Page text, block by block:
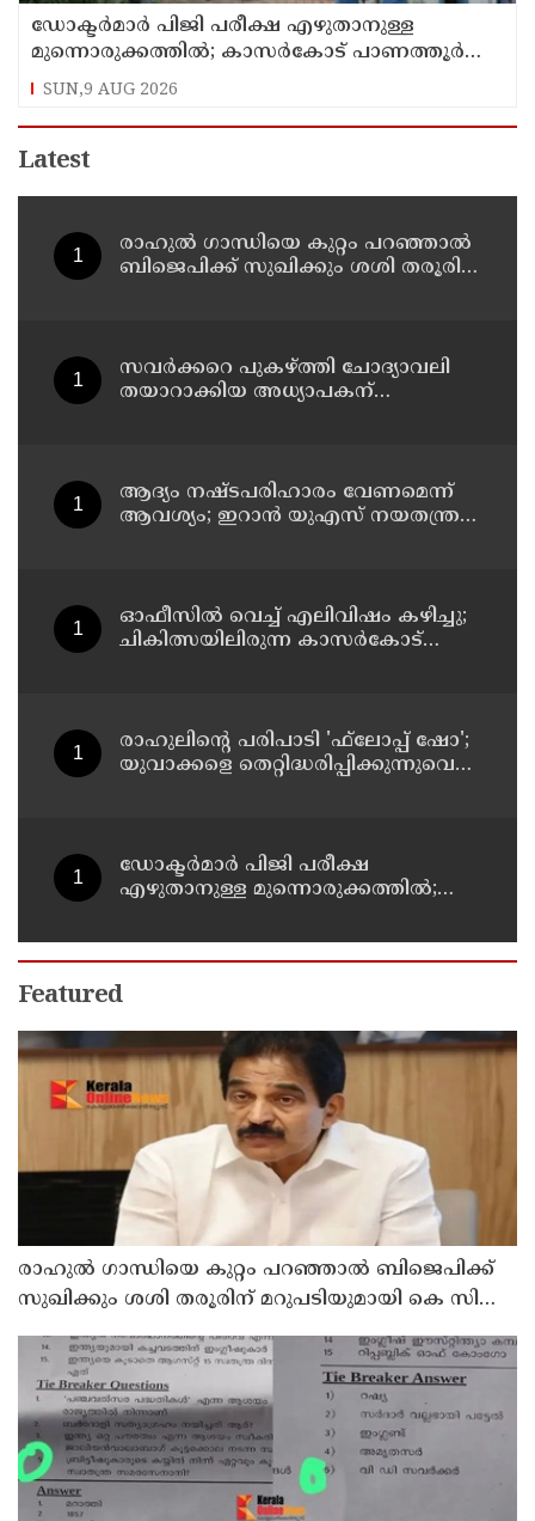
ഡോക്ടര്‍മാര്‍ പിജി പരീക്ഷ എഴുതാനുള്ള
മുന്നൊരുക്കത്തില്‍; കാസര്‍കോട് പാണത്തൂര്‍
കുടുംബാരോഗ്യ കേന്ദ്രം അടച്ചുപൂട്ടി
SUN,9 AUG 2026
Latest
രാഹുല്‍ ഗാന്ധിയെ കുറ്റം പറഞ്ഞാല്‍
ബിജെപിക്ക് സുഖിക്കും ശശി തരൂരിന്
സവര്‍ക്കറെ പുകഴ്ത്തി ചോദ്യാവലി
തയാറാക്കിയ അധ്യാപകന്
ആദ്യം നഷ്ടപരിഹാരം വേണമെന്ന്
ആവശ്യം; ഇറാന്‍ യുഎസ് നയതന്ത്ര
ഓഫീസില്‍ വെച്ച് എലിവിഷം കഴിച്ചു;
ചികിത്സയിലിരുന്ന കാസര്‍കോട്
രാഹുലിന്റെ പരിപാടി 'ഫ്‌ലോപ്പ് ഷോ';
യുവാക്കളെ തെറ്റിദ്ധരിപ്പിക്കുന്നുവെന്ന്
ഡോക്ടര്‍മാര്‍ പിജി പരീക്ഷ
എഴുതാനുള്ള മുന്നൊരുക്കത്തില്‍;
കുടുംബാരോഗ്യ കേന്ദ്രം അടച്ചുപൂട്ടി
Featured
രാഹുല്‍ ഗാന്ധിയെ കുറ്റം പറഞ്ഞാല്‍ ബിജെപിക്ക്
സുഖിക്കും ശശി തരൂരിന് മറുപടിയുമായി കെ സി